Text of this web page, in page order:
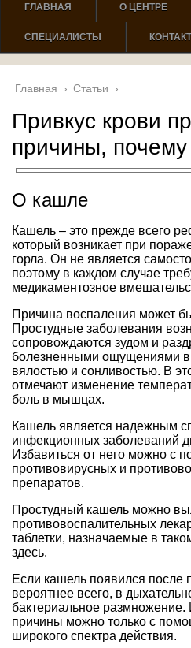
ГЛАВНАЯ О ЦЕНТРЕ
СПЕЦИАЛИСТЫ
Главная › Статьи ›
Привкус крови
причины, почему
О кашле
Кашель – это прежде всего
который возникает при
горла. Он не является
поэтому в каждом случае
медикаментозное
Причина воспаления может
Простудные заболевания
сопровождаются зудом и
болезненными ощущениями в
вялостью и сонливостью. В
отмечают изменение
боль в мышцах.
Кашель является надежным
инфекционных заболеваний
Избавиться от него можно с
противовирусных и
препаратов.
Простудный кашель можно
противовоспалительных
таблетки, назначаемые в
здесь.
Если кашель появился после
вероятнее всего, в
бактериальное размножение.
причины можно только с
широкого спектра действия.